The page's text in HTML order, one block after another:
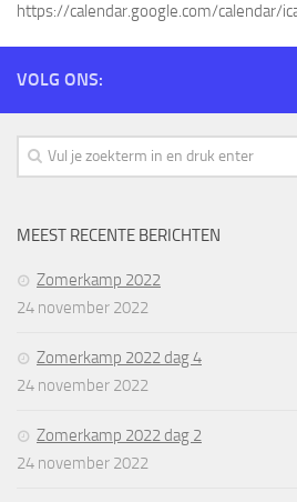
Lasergame geweren verhuur
https://calendar.google.com/calendar/
VOLG ONS:
MEEST RECENTE BERICHTEN
Zomerkamp 2022
24 november 2022
Zomerkamp 2022 dag 4
24 november 2022
Zomerkamp 2022 dag 2
24 november 2022